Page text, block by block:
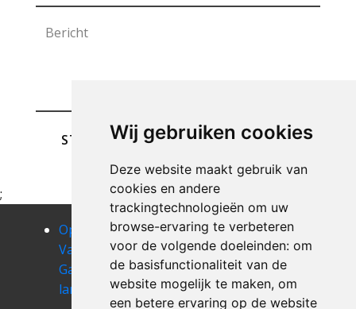
Wij gebruiken cookies
Deze website maakt gebruik van
cookies en andere
trackingtechnologieën om uw
browse-ervaring te verbeteren
voor de volgende doeleinden: om
de basisfunctionaliteit van de
website mogelijk te maken, om
een betere ervaring op de website
STUREN
;
Opruimen
Van Uw
Garage
langemark
Opruimen
Van Uw
Garage
langemark-
Opruimen
Van Uw
Garage
lapscheure